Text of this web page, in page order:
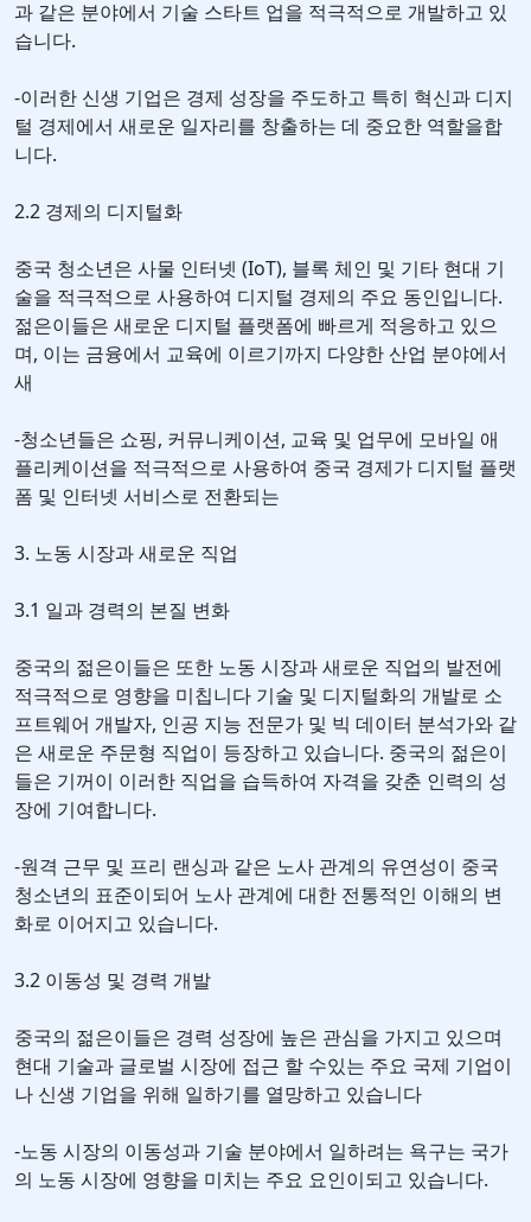
과 같은 분야에서 기술 스타트 업을 적극적으로 개발하고 있
습니다.
-이러한 신생 기업은 경제 성장을 주도하고 특히 혁신과 디지
털 경제에서 새로운 일자리를 창출하는 데 중요한 역할을합
니다.
2.2 경제의 디지털화
중국 청소년은 사물 인터넷 (IoT), 블록 체인 및 기타 현대 기
술을 적극적으로 사용하여 디지털 경제의 주요 동인입니다.
젊은이들은 새로운 디지털 플랫폼에 빠르게 적응하고 있으
며, 이는 금융에서 교육에 이르기까지 다양한 산업 분야에서
새
-청소년들은 쇼핑, 커뮤니케이션, 교육 및 업무에 모바일 애
플리케이션을 적극적으로 사용하여 중국 경제가 디지털 플랫
폼 및 인터넷 서비스로 전환되는
3. 노동 시장과 새로운 직업
3.1 일과 경력의 본질 변화
중국의 젊은이들은 또한 노동 시장과 새로운 직업의 발전에
적극적으로 영향을 미칩니다 기술 및 디지털화의 개발로 소
프트웨어 개발자, 인공 지능 전문가 및 빅 데이터 분석가와 같
은 새로운 주문형 직업이 등장하고 있습니다. 중국의 젊은이
들은 기꺼이 이러한 직업을 습득하여 자격을 갖춘 인력의 성
장에 기여합니다.
-원격 근무 및 프리 랜싱과 같은 노사 관계의 유연성이 중국
청소년의 표준이되어 노사 관계에 대한 전통적인 이해의 변
화로 이어지고 있습니다.
3.2 이동성 및 경력 개발
중국의 젊은이들은 경력 성장에 높은 관심을 가지고 있으며
현대 기술과 글로벌 시장에 접근 할 수있는 주요 국제 기업이
나 신생 기업을 위해 일하기를 열망하고 있습니다
-노동 시장의 이동성과 기술 분야에서 일하려는 욕구는 국가
의 노동 시장에 영향을 미치는 주요 요인이되고 있습니다.